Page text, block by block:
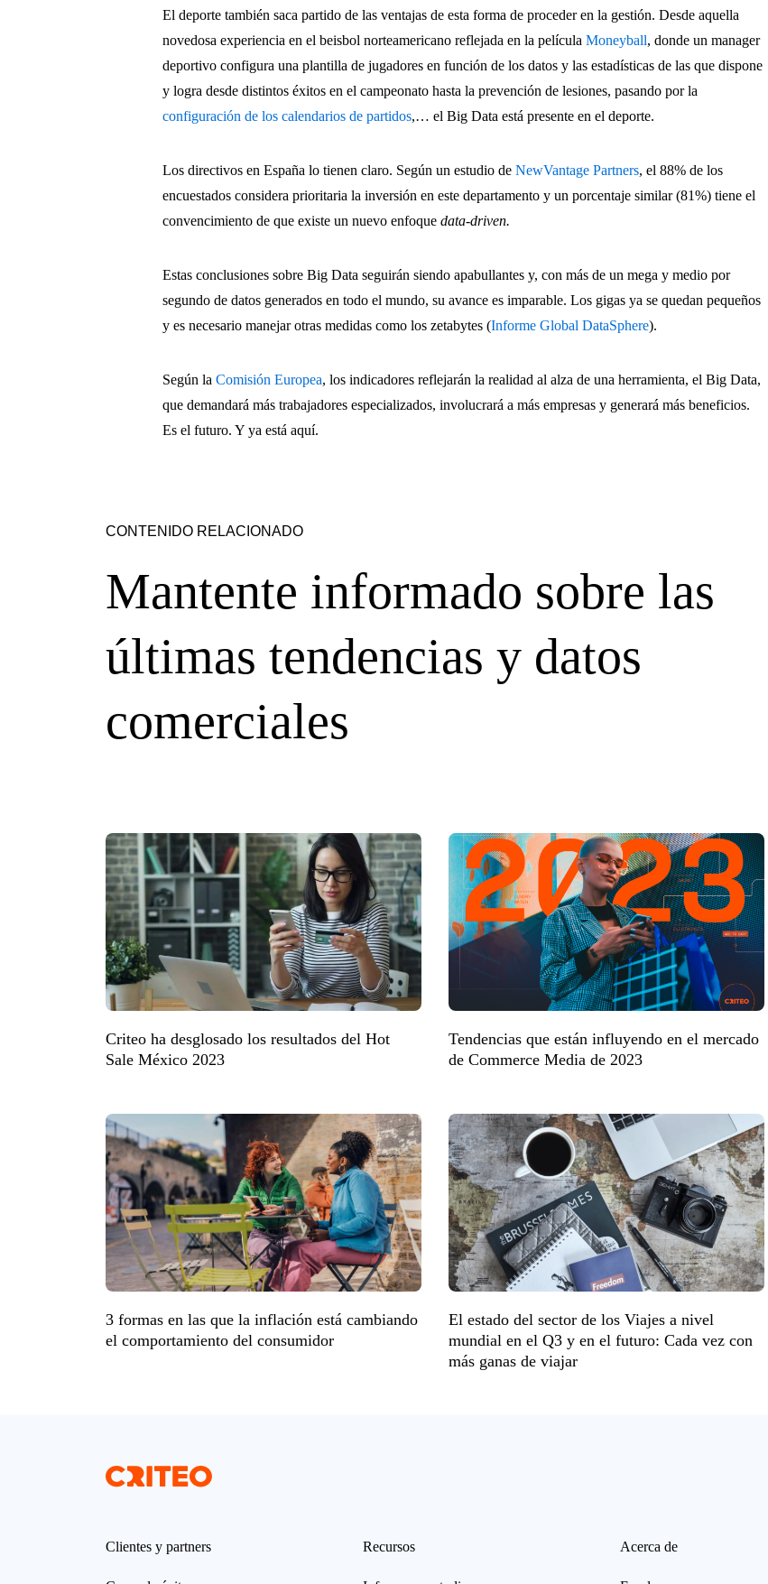
El deporte también saca partido de las ventajas de esta forma de proceder en la gestión. Desde aquella
novedosa experiencia en el beisbol norteamericano reflejada en la películaMoneyball, donde un manager
deportivo configura una plantilla de jugadores en función de los datos y las estadísticas de las que dispone
y logra desde distintos éxitos en el campeonato hasta la prevención de lesiones, pasando por la
configuración de los calendarios de partidos,… el Big Data está presente en el deporte.
Los directivos en España lo tienen claro. Según un estudio deNewVantage Partners, el 88% de los
encuestados considera prioritaria la inversión en este departamento y un porcentaje similar (81%) tiene el
convencimiento de que existe un nuevo enfoquedata-driven.
Estas conclusiones sobre Big Data seguirán siendo apabullantes y, con más de un mega y medio por
segundo de datos generados en todo el mundo, su avance es imparable. Los gigas ya se quedan pequeños
y es necesario manejar otras medidas como los zetabytes (Informe Global DataSphere).
Según laComisión Europea, los indicadores reflejarán la realidad al alza de una herramienta, el Big Data,
que demandará más trabajadores especializados, involucrará a más empresas y generará más beneficios.
Es el futuro. Y ya está aquí.
CONTENIDO RELACIONADO
Mantente informado sobre las
últimas tendencias y datos
comerciales
Criteo ha desglosado los resultados del Hot
Sale México 2023
Tendencias que están influyendo en el mercado
de Commerce Media de 2023
3 formas en las que la inflación está cambiando
el comportamiento del consumidor
El estado del sector de los Viajes a nivel
mundial en el Q3 y en el futuro: Cada vez con
más ganas de viajar
Clientes y partners Recursos Acerca de